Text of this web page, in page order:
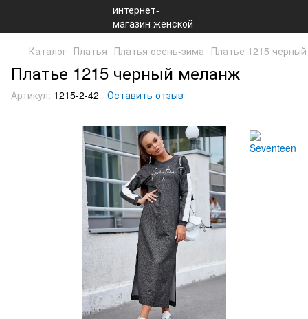
Каталог Платья Платья осень-зима Платье 1215
Платье 1215 черный меланж
Артикул: 1215-2-42 Оставить отзыв